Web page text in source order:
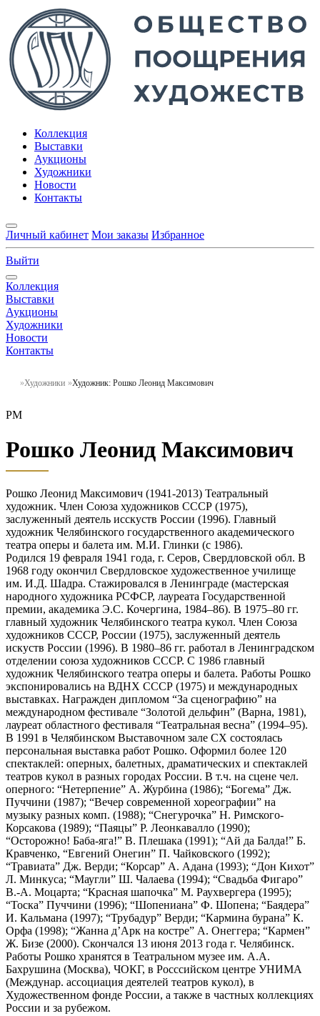
Коллекция
Выставки
Аукционы
Художники
Новости
Контакты
Личный кабинет Мои заказы Избранное
Выйти
Коллекция
Выставки
Аукционы
Художники
Новости
Контакты
Художники Художник: Рошко Леонид Максимович
РМ
Рошко Леонид Максимович
Рошко Леонид Максимович (1941-2013) Театральный
художник. Член Союза художников СССР (1975),
заслуженный деятель исскуств России (1996). Главный
художник Челябинского государственного академического
театра оперы и балета им. М.И. Глинки (с 1986).
Родился 19 февраля 1941 года, г. Серов, Свердловской обл. В
1968 году окончил Свердловское художественное училище
им. И.Д. Шадра. Стажировался в Ленинграде (мастерская
народного художника РСФСР, лауреата Государственной
премии, академика Э.С. Кочергина, 1984–86). В 1975–80 гг.
главный художник Челябинского театра кукол. Член Союза
художников СССР, России (1975), заслуженный деятель
искуств России (1996). В 1980–86 гг. работал в Ленинградском
отделении союза художников СССР. С 1986 главный
художник Челябинского театра оперы и балета. Работы Рошко
экспонировались на ВДНХ СССР (1975) и международных
выставках. Награжден дипломом “За сценографию” на
международном фестивале “Золотой дельфин” (Варна, 1981),
лауреат областного фестиваля “Театральная весна” (1994–95).
В 1991 в Челябинском Выставочном зале СХ состоялась
персональная выставка работ Рошко. Оформил более 120
спектаклей: оперных, балетных, драматических и спектаклей
театров кукол в разных городах России. В т.ч. на сцене чел.
оперного: “Нетерпение” А. Журбина (1986); “Богема” Дж.
Пуччини (1987); “Вечер современной хореографии” на
музыку разных комп. (1988); “Снегурочка” Н. Римского-
Корсакова (1989); “Паяцы” Р. Леонкавалло (1990);
“Осторожно! Баба-яга!” В. Плешака (1991); “Ай да Балда!” Б.
Кравченко, “Евгений Онегин” П. Чайковского (1992);
“Травиата” Дж. Верди; “Корсар” А. Адана (1993); “Дон Кихот”
Л. Минкуса; “Маугли” Ш. Чалаева (1994); “Свадьба Фигаро”
В.-А. Моцарта; “Красная шапочка” М. Раухвергера (1995);
“Тоска” Пуччини (1996); “Шопениана” Ф. Шопена; “Баядера”
И. Кальмана (1997); “Трубадур” Верди; “Кармина бурана” К.
Орфа (1998); “Жанна д’Арк на костре” А. Онеггера; “Кармен”
Ж. Бизе (2000). Скончался 13 июня 2013 года г. Челябинск.
Работы Рошко хранятся в Театральном музее им. А.А.
Бахрушина (Москва), ЧОКГ, в Росссийском центре УНИМА
(Междунар. ассоциация деятелей театров кукол), в
Художественном фонде России, а также в частных коллекциях
России и за рубежом.